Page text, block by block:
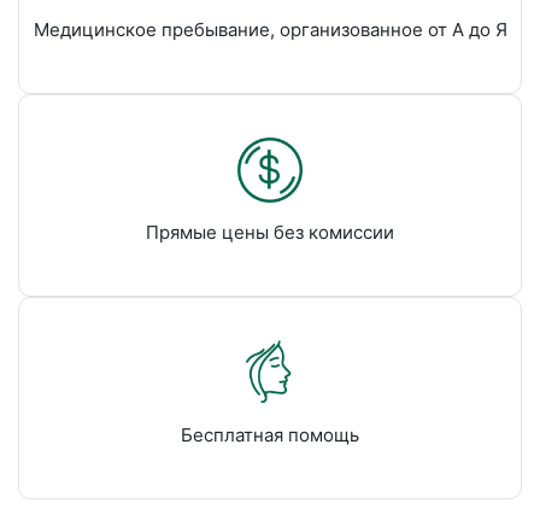
Медицинское пребывание, организованное от А до Я
Прямые цены без комиссии
Бесплатная помощь